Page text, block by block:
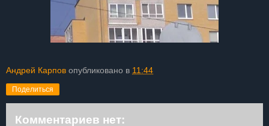
Андрей Карпов опубликовано в 11:44
Поделиться
Комментариев нет: